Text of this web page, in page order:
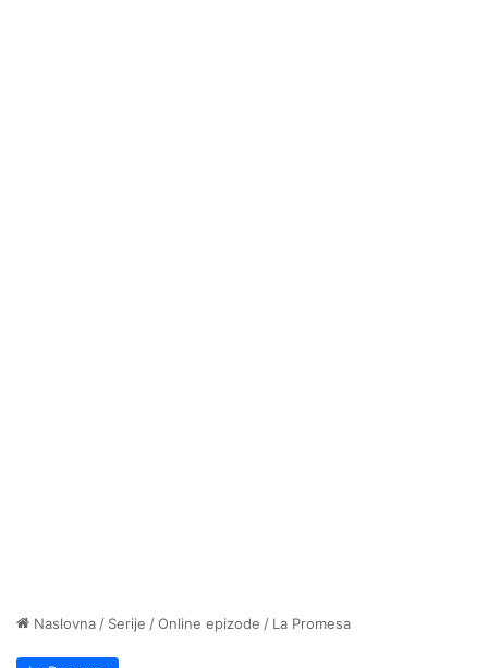
Naslovna / Serije /Online epizode / La Promesa